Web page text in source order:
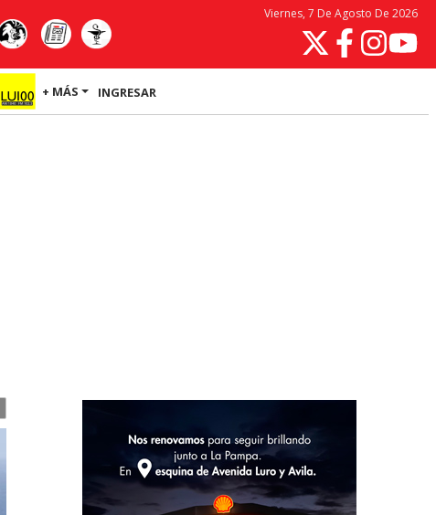
Viernes, 7 De Agosto De 2026
+ MÁS INGRESAR